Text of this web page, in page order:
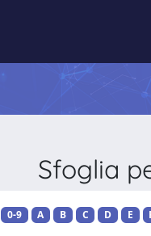
Sfoglia
0-9 A B C D E